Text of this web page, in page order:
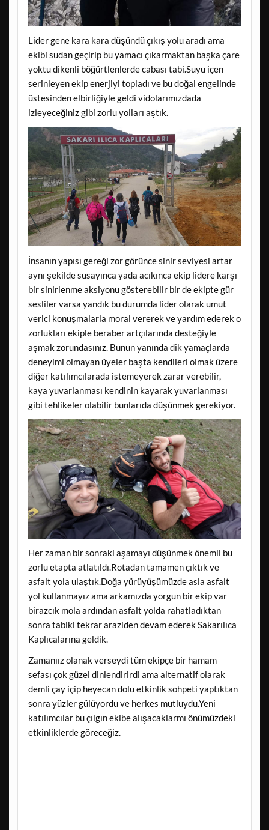
Lider gene kara kara düşündü çıkış yolu aradı ama
ekibi sudan geçirip bu yamacı çıkarmaktan başka çare
yoktu dikenli böğürtlenlerde cabası tabi.Suyu içen
serinleyen ekip enerjiyi topladı ve bu doğal engelinde
üstesinden elbirliğiyle geldi vidolarımızdada
izleyeceğiniz gibi zorlu yolları aştık.
İnsanın yapısı gereği zor görünce sinir seviyesi artar
aynı şekilde susayınca yada acıkınca ekip lidere karşı
bir sinirlenme aksiyonu gösterebilir bir de ekipte gür
sesliler varsa yandık bu durumda lider olarak umut
verici konuşmalarla moral vererek ve yardım ederek o
zorlukları ekiple beraber artçılarında desteğiyle
aşmak zorundasınız. Bunun yanında dik yamaçlarda
deneyimi olmayan üyeler başta kendileri olmak üzere
diğer katılımcılarada istemeyerek zarar verebilir,
kaya yuvarlanması kendinin kayarak yuvarlanması
gibi tehlikeler olabilir bunlarıda düşünmek gerekiyor.
Her zaman bir sonraki aşamayı düşünmek önemli bu
zorlu etapta atlatıldı.Rotadan tamamen çıktık ve
asfalt yola ulaştık.Doğa yürüyüşümüzde asla asfalt
yol kullanmayız ama arkamızda yorgun bir ekip var
birazcık mola ardından asfalt yolda rahatladıktan
sonra tabiki tekrar araziden devam ederek Sakarılıca
Kaplıcalarına geldik.
Zamanıız olanak verseydi tüm ekipçe bir hamam
sefası çok güzel dinlendirirdi ama alternatif olarak
demli çay içip heyecan dolu etkinlik sohpeti yaptıktan
sonra yüzler gülüyordu ve herkes mutluydu.Yeni
katılımcılar bu çılgın ekibe alışacaklarmı önümüzdeki
etkinliklerde göreceğiz.